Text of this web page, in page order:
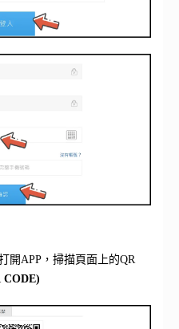
開APP，掃描頁面上的QR
CODE)